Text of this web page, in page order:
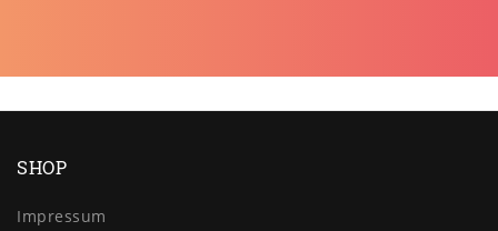
SHOP
Impressum